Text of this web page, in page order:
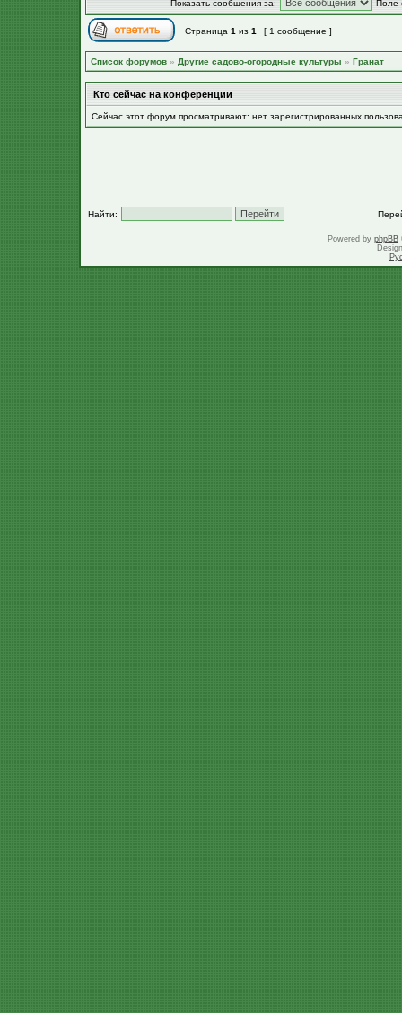
Показать сообщения за: Поле
Страница 1 из 1 [ 1 сообщение ]
Список форумов » Другие садово-огородные культуры » Гранат
Кто сейчас на конференции
Сейчас этот форум просматривают: нет зарегистрированных
Найти:
Powered by phpBB